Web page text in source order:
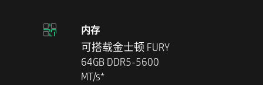
内存
可搭载金士顿 FURY
64GB DDR5-5600
MT/s*